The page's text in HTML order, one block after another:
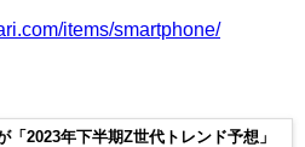
items/smartphone/
「2023年下半期Z世代トレンド予想」